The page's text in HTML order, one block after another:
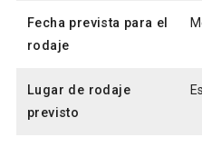
Fecha prevista para el
rodaje
Lugar de rodaje
previsto